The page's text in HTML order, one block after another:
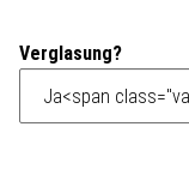
Verglasung?